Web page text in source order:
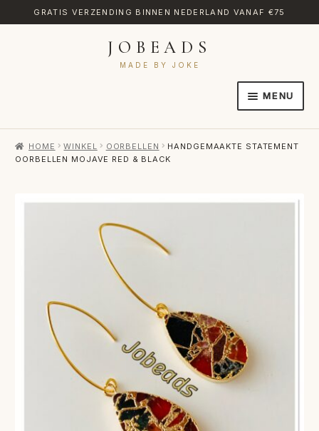
GRATIS VERZENDING BINNEN NEDERLAND VANAF €75
JOBEADS
MADE BY JOKE
MENU
AFREKENEN
TRANSLATE
VERLANGLIJST
VERZENDKOSTEN
VOLG BESTELLING
HOME WINKEL OORBELLEN
HANDGEMAAKTE STATEMENT
OORBELLEN MOJAVE RED & BLACK